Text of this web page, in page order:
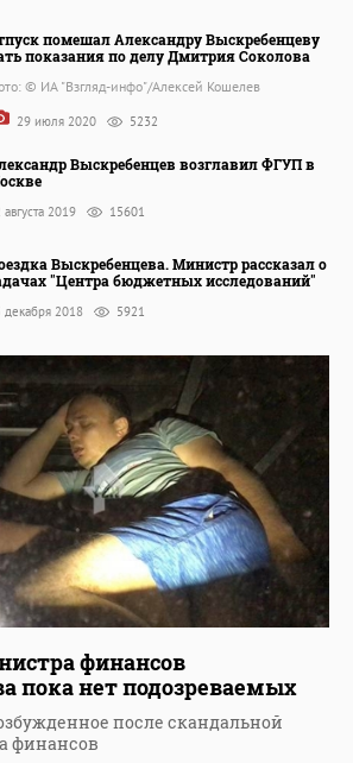
помешал Александру Выскребенцеву
показания по делу Дмитрия Соколова
© ИА "Взгляд-инфо"/Алексей Кошелев
29 июля 2020 5232
Выскребенцев возглавил ФГУП в
августа 2019 15601
Выскребенцева. Министр рассказал о
"Центра бюджетных исследований"
декабря 2018 5921
финансов
пока нет подозреваемых
после скандальной
финансов